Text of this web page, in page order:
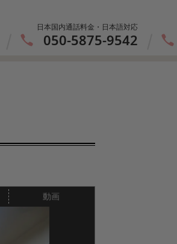
日本国内通話料金・日本語対応
050-5875-9542
動画